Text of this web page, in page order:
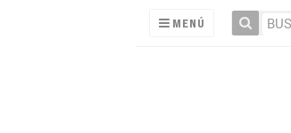
MENÚ